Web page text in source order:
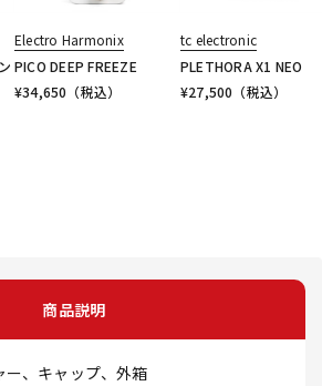
Electro Harmonix
PICO DEEP FREEZE
¥34,650 （税込）
tc electronic
PLETHORA X1 NEO
¥27,500 （税込）
商品説明
、キャップ、外箱